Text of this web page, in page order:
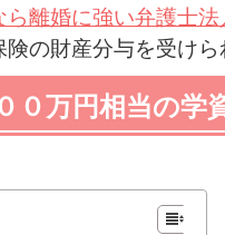
離婚に強い弁護士
の財産分与を受けら
０万円相当の